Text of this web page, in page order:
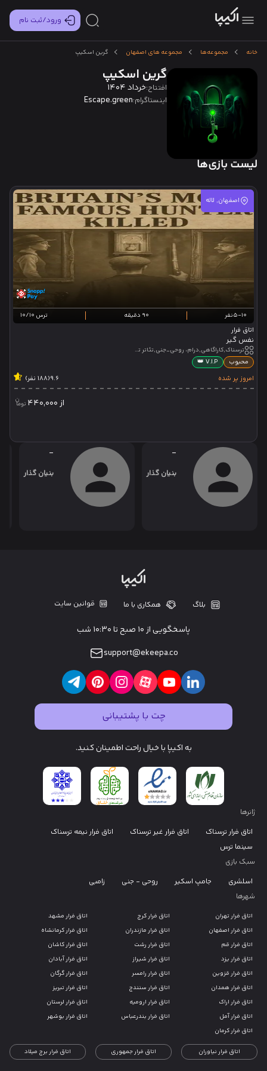
ورود/ثبت نام
خانه مجموعه‌ها مجموعه های اصفهان گرین اسکیپ
گرین اسکیپ
افتتاح:خرداد 1404
اینستاگرام:Escape.green
لیست بازی‌ها
اصفهان, لاله
5-10نفر 90 دقیقه ترس 10/10
اتاق فرار
نفس گیر
ترسناک,کاراگاهی,درام، روحی_جنی,تئاتر تعاملی,تئاتر نمایشی
محبوب
V.I.P 👑
امروز پر شده
9.6(188 نفر)
از440,000
-
بنیان گذار
-
بنیان گذار
بلاگ همکاری با ما قوانین سایت
پاسخگویی از ۱۰ صبح تا ۱۰:۳۰ شب
support@ekeepa.co
چت با پشتیبانی
به اکیپا با خیال راحت اطمینان کنید.
ژانرها
اتاق فرار ترسناک
اتاق فرار غیر ترسناک
اتاق فرار نیمه ترسناک
سینما ترس
سبک بازی
اسلشری
جامپ اسکیر روحی - جنی
زامبی
شهرها
اتاق فرار تهران اتاق فرار کرج
اتاق فرار مشهد
اتاق فرار اصفهان
اتاق فرار مازندران
اتاق فرار کرمانشاه
اتاق فرار قم
اتاق فرار رشت
اتاق فرار کاشان
اتاق فرار یزد
اتاق فرار شیراز
اتاق فرار آبادان
اتاق فرار قزوین
اتاق فرار رامسر
اتاق فرار گرگان
اتاق فرار همدان
اتاق فرار سنندج
اتاق فرار تبریز
اتاق فرار اراک
اتاق فرار ارومیه
اتاق فرار لرستان
اتاق فرار آمل
اتاق فرار بندرعباس
اتاق فرار بوشهر
اتاق فرار کرمان
اتاق فرار نیاوران اتاق فرار جمهوری اتاق فرار برج میلاد